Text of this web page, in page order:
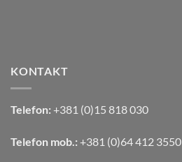
KONTAKT
Telefon: +381 (0)15 818 030
Telefon mob.: +381 (0)64 412 3550